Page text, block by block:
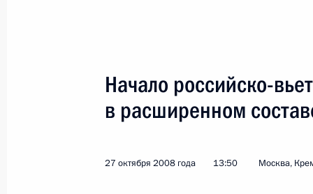
Послания Федеральному Собранию
Заявления по важнейшим вопросам
Речи и обращения
Начало российско-
в расширенном
27 октября 2008 года 13:50 Москва,